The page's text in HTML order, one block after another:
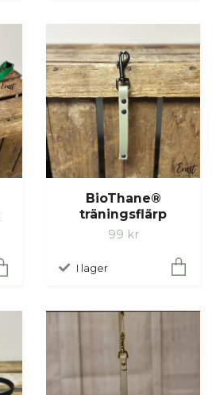
BioThane®
träningsflärp
99 kr
I lager